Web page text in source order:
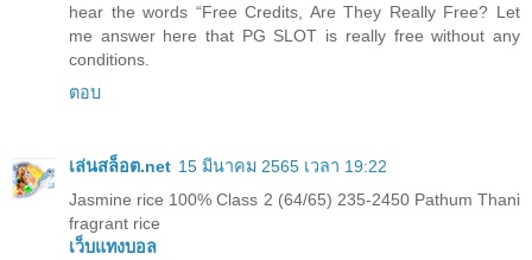
hear the words “Free Credits, Are They Really Free? Let
me answer here that PG SLOT is really free without any
conditions.
ตอบ
เล่นสล็อต.net 15 มีนาคม 2565 เวลา 19:22
Jasmine rice 100% Class 2 (64/65) 235-2450 Pathum Thani
fragrant rice
เว็บแทงบอล